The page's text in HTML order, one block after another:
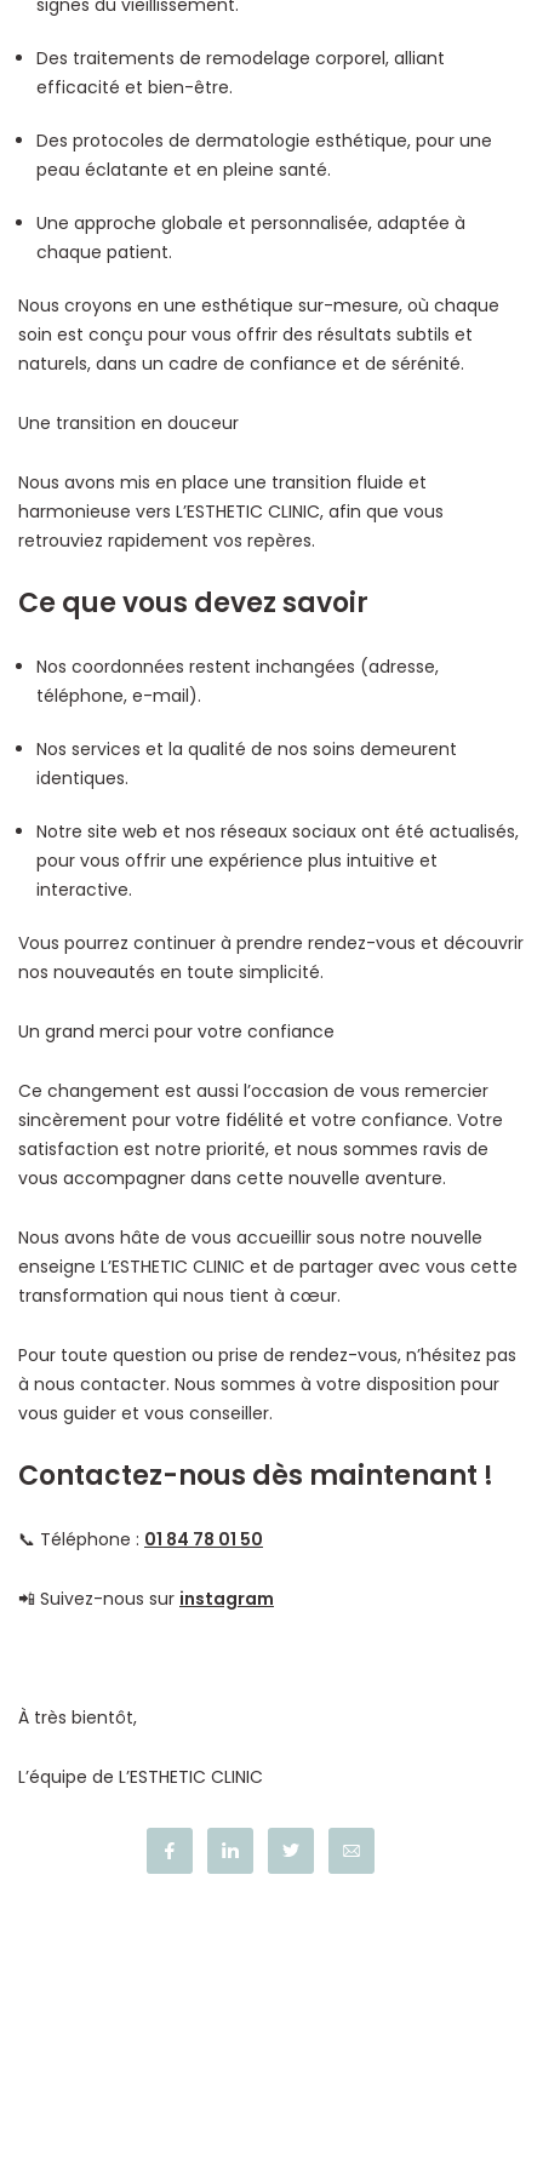
signes du vieillissement.
Des traitements de remodelage corporel, alliant
efficacité et bien-être.
Des protocoles de dermatologie esthétique, pour une
peau éclatante et en pleine santé.
Une approche globale et personnalisée, adaptée à
chaque patient.
Nous croyons en une esthétique sur-mesure, où chaque
soin est conçu pour vous offrir des résultats subtils et
naturels, dans un cadre de confiance et de sérénité.
Une transition en douceur
Nous avons mis en place une transition fluide et
harmonieuse vers L’ESTHETIC CLINIC, afin que vous
retrouviez rapidement vos repères.
Ce que vous devez savoir
Nos coordonnées restent inchangées (adresse,
téléphone, e-mail).
Nos services et la qualité de nos soins demeurent
identiques.
Notre site web et nos réseaux sociaux ont été actualisés,
pour vous offrir une expérience plus intuitive et
interactive.
Vous pourrez continuer à prendre rendez-vous et découvrir
nos nouveautés en toute simplicité.
Un grand merci pour votre confiance
Ce changement est aussi l’occasion de vous remercier
sincèrement pour votre fidélité et votre confiance. Votre
satisfaction est notre priorité, et nous sommes ravis de
vous accompagner dans cette nouvelle aventure.
Nous avons hâte de vous accueillir sous notre nouvelle
enseigne L’ESTHETIC CLINIC et de partager avec vous cette
transformation qui nous tient à cœur.
Pour toute question ou prise de rendez-vous, n’hésitez pas
à nous contacter. Nous sommes à votre disposition pour
vous guider et vous conseiller.
Contactez-nous dès maintenant !
📞 Téléphone : 01 84 78 01 50
📲 Suivez-nous sur instagram
À très bientôt,
L’équipe de L’ESTHETIC CLINIC